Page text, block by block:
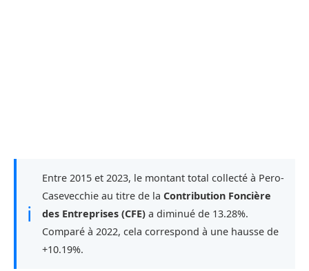
ℹ
Entre 2015 et 2023, le montant total collecté à Pero-
Casevecchie au titre de la Contribution Foncière
des Entreprises (CFE) a diminué de 13.28%.
Comparé à 2022, cela correspond à une hausse de
+10.19%.